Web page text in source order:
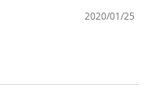
2020/01/25